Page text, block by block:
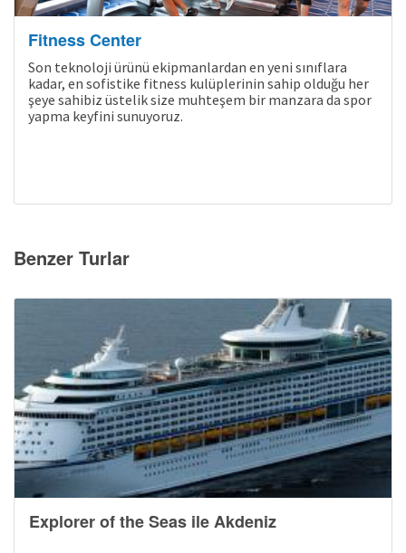
Fitness Center
Son teknoloji ürünü ekipmanlardan en yeni sınıflara
kadar, en sofistike fitness kulüplerinin sahip olduğu her
şeye sahibiz üstelik size muhteşem bir manzara da spor
yapma keyfini sunuyoruz.
Benzer Turlar
Explorer of the Seas ile Akdeniz